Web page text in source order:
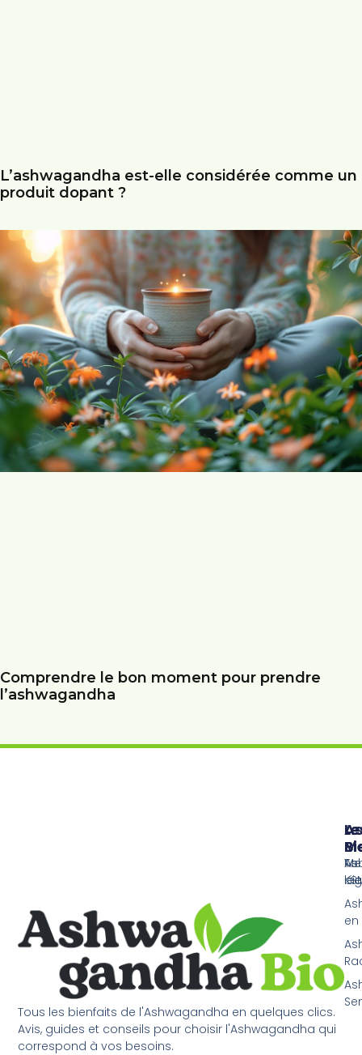
L’ashwagandha est-elle considérée comme un
produit dopant ?
Comprendre le bon moment pour prendre
l’ashwagandha
Tous les bienfaits de l'Ashwagandha en quelques clics.
Avis, guides et conseils pour choisir l'Ashwagandha qui
correspond à vos besoins.
en